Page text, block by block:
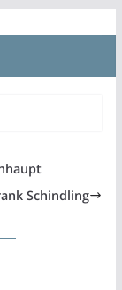
Schindling